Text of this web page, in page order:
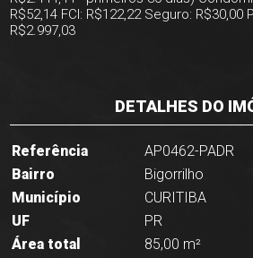
R$52,14 FCI: R$122,22 Seguro:
R$2.997,03
DETALHES DO
Referência
AP0462-PADR
Bairro
Bigorrilho
Município
CURITIBA
UF
PR
Área total
85,00 m²